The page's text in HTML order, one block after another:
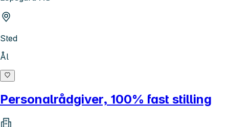
Sted
Ål
Personalrådgiver, 100% fast stilling